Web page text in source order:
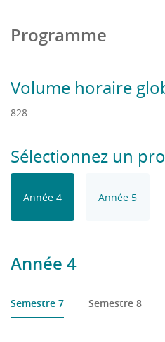
Programme
Volume horaire
828
Sélectionnez un
Année 4 Année 5
Année 4
Semestre 7 Semestre 8